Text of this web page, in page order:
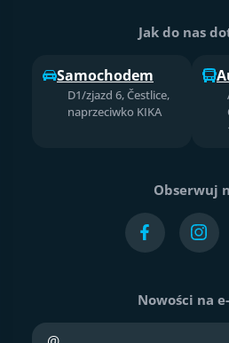
Jak do nas
Samochodem
D1/zjazd 6, Čestlice,
naprzeciwko KIKA
Obserwuj
Nowości na